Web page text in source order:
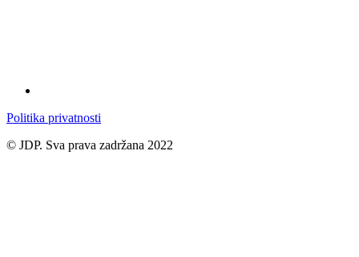
Politika privatnosti
© JDP. Sva prava zadržana 2022